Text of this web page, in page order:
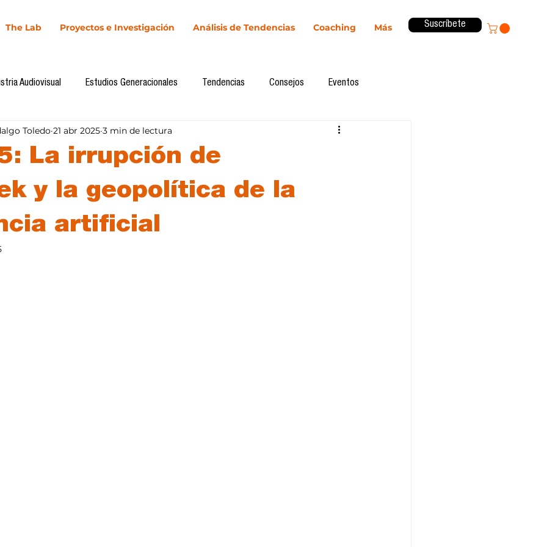
The Lab Proyectos e Investigación Análisis de Tendencias Coaching Más Suscríbete
Audiovisual Estudios Generacionales Tendencias Consejos Eventos
Cultura Digital Comunicación y Sociedad Innovación
H&NhCL CICA/Sintaxis Revista ComA
Casos de estudio Novedades
La irrupción de
y la geopolítica de la
artificial
Toledo 21 abr 2025 3 min de lectura